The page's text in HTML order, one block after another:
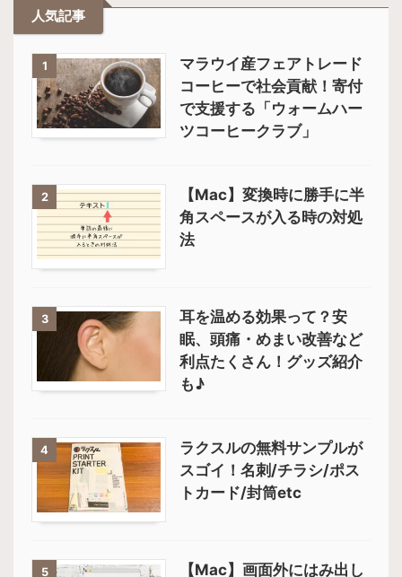
人気記事
1
マラウイ産フェアトレード
コーヒーで社会貢献！寄付
で支援する「ウォームハー
ツコーヒークラブ」
2
【Mac】変換時に勝手に半
角スペースが入る時の対処
法
3
耳を温める効果って？安
眠、頭痛・めまい改善など
利点たくさん！グッズ紹介
も♪
4
ラクスルの無料サンプルが
スゴイ！名刺/チラシ/ポス
トカード/封筒etc
5 【Mac】画面外にはみ出し